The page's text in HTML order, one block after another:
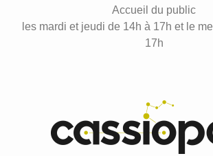
Accueil du public
les mardi et jeudi de 14h à 17h et le
17h